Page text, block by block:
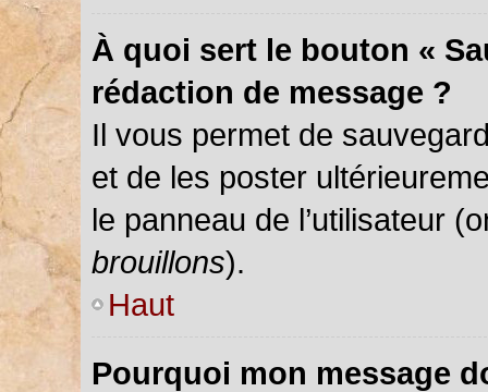
À quoi sert le bouton «
rédaction de message ?
Il vous permet de
et de les poster
le panneau de l’utilisateur
brouillons).
Haut
Pourquoi mon message